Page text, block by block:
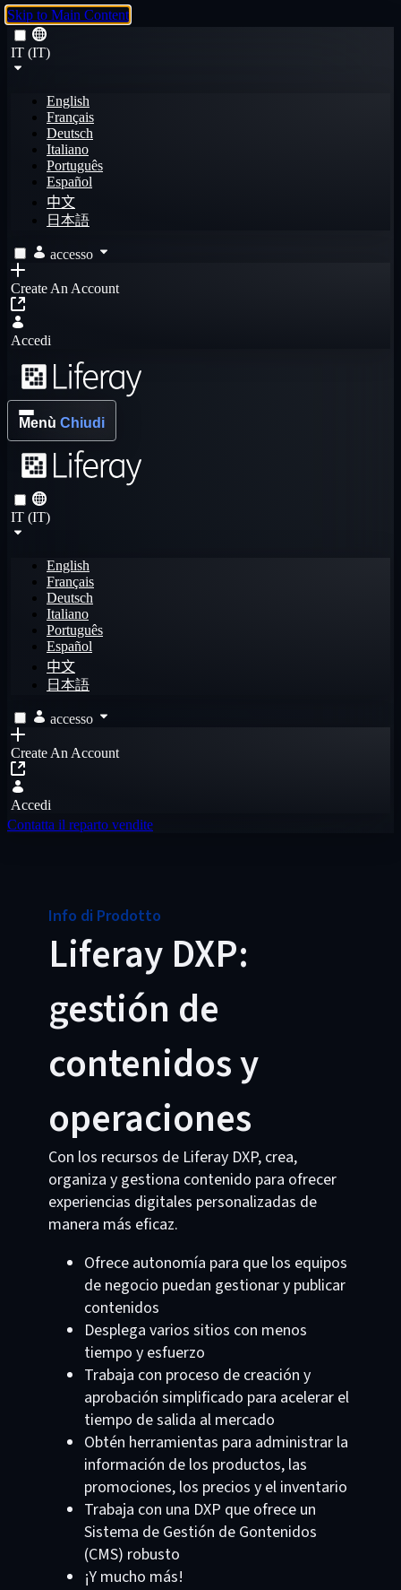
Skip to Main Content
IT (IT)
English
Français
Deutsch
Italiano
Português
Español
中文
日本語
accesso
Create An Account
Accedi
Menù Chiudi
IT (IT)
English
Français
Deutsch
Italiano
Português
Español
中文
日本語
accesso
Create An Account
Accedi
Contatta il reparto vendite
Info di Prodotto
Liferay DXP:
gestión de
contenidos y
operaciones
Con los recursos de Liferay DXP, crea,
organiza y gestiona contenido para ofrecer
experiencias digitales personalizadas de
manera más eficaz.
Ofrece autonomía para que los equipos
de negocio puedan gestionar y publicar
contenidos
Desplega varios sitios con menos
tiempo y esfuerzo
Trabaja con proceso de creación y
aprobación simplificado para acelerar el
tiempo de salida al mercado
Obtén herramientas para administrar la
información de los productos, las
promociones, los precios y el inventario
Trabaja con una DXP que ofrece un
Sistema de Gestión de Gontenidos
(CMS) robusto
¡Y mucho más!